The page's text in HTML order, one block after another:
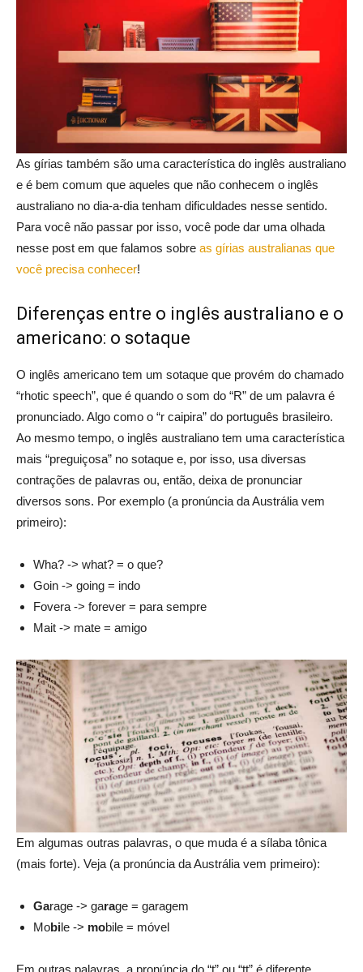
As gírias também são uma característica do inglês australiano
e é bem comum que aqueles que não conhecem o inglês
australiano no dia-a-dia tenham dificuldades nesse sentido.
Para você não passar por isso, você pode dar uma olhada
nesse post em que falamos sobre as gírias australianas que
você precisa conhecer!
Diferenças entre o inglês australiano e o
americano: o sotaque
O inglês americano tem um sotaque que provém do chamado
“rhotic speech”, que é quando o som do “R” de um palavra é
pronunciado. Algo como o “r caipira” do português brasileiro.
Ao mesmo tempo, o inglês australiano tem uma característica
mais “preguiçosa” no sotaque e, por isso, usa diversas
contrações de palavras ou, então, deixa de pronunciar
diversos sons. Por exemplo (a pronúncia da Austrália vem
primeiro):
Wha? -> what? = o que?
Goin -> going = indo
Fovera -> forever = para sempre
Mait -> mate = amigo
Em algumas outras palavras, o que muda é a sílaba tônica
(mais forte). Veja (a pronúncia da Austrália vem primeiro):
Garage -> garage = garagem
Mobile -> mobile = móvel
Em outras palavras, a pronúncia do “t” ou “tt” é diferente.